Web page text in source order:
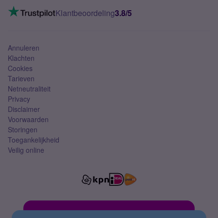
Mobiel abonnement
VoLTE 4G bellenKlantbeoordeling3.8/5
Annuleren
Klachten
Cookies
Tarieven
Netneutraliteit
Privacy
Disclaimer
Voorwaarden
Storingen
Toegankelijkheid
Veilig online